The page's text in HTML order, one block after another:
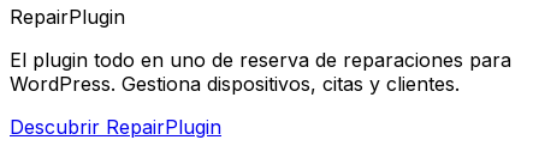
RepairPlugin
El plugin todo en uno de reserva de reparaciones para
WordPress. Gestiona dispositivos, citas y clientes.
Descubrir RepairPlugin